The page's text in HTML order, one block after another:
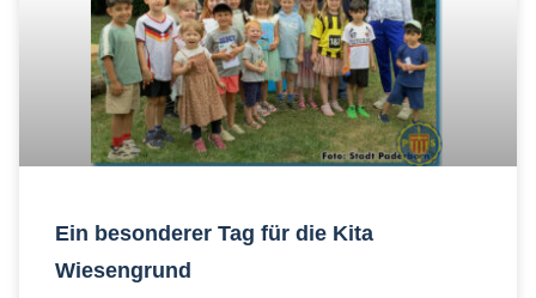
Ein besonderer Tag für die Kita
Wiesengrund